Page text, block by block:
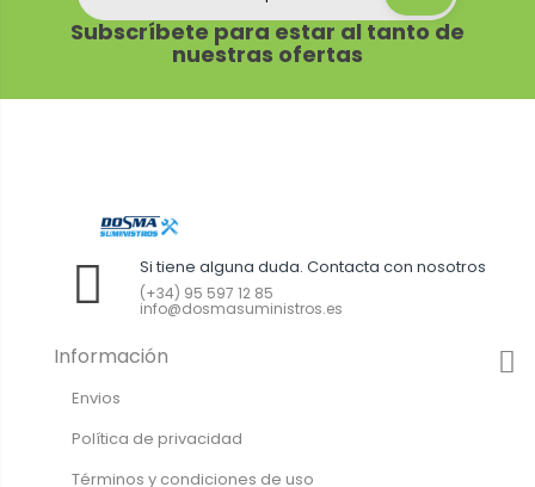
Subscríbete para estar al tanto de
nuestras ofertas
Si tiene alguna duda. Contacta con nosotros
(+34) 95 597 12 85
info@dosmasuministros.es
Información
Envios
Política de privacidad
Términos y condiciones de uso